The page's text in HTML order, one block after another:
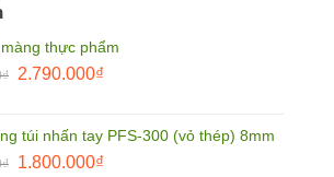
thực phẩm
₫
Giá
3.800.000₫.
2.790.000₫Giá
là:
2.790.000₫.
túi nhấn tay PFS-300 (vỏ thép) 8mm
₫
Giá
1.800.000₫Giá